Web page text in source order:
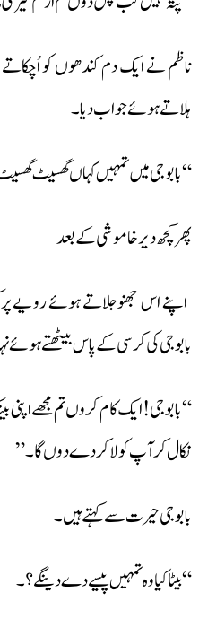
ناظم نے ایک دم کندھوں کو
ہلاتے ہوئے جواب دیا ۔
“بابوجی میں تمہیں کہاں گھسیٹ
پھر کچھ دیر خاموشی کے بعد
اپنے اس جھنوجلاتے ہوئے رویے
بابوجی کی کرسی کے پاس بیٹھتے
“بابوجی!ایک کام کروں تم مجھے
نکال کر آپ کو لا کر دے دوں گا ۔”
بابوجی حیرت سے کہتے ہیں ۔
“بیٹا کیا وہ تمہیں پیسے دے دینگے ؟۔